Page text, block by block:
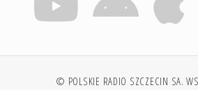
© POLSKIE RADIO SZCZECIN SA.